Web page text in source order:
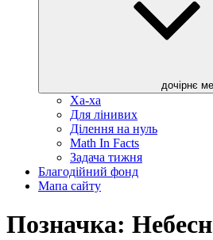
дочірнє
Ха-ха
Для лінивих
Ділення на нуль
Math In Facts
Задача тижня
Благодійний фонд
Мапа сайту
Позначка: